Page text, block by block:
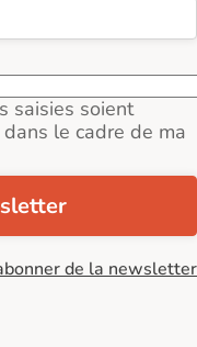
saisies soient
le cadre de ma
de la newsletter